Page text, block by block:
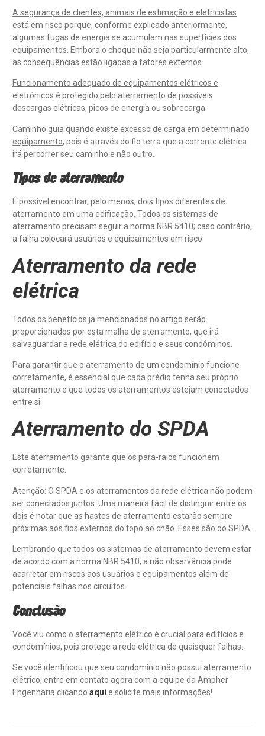
A segurança de clientes, animais de estimação e eletricistas
está em risco porque, conforme explicado anteriormente,
algumas fugas de energia se acumulam nas superfícies dos
equipamentos. Embora o choque não seja particularmente alto,
as consequências estão ligadas a fatores externos.
Funcionamento adequado de equipamentos elétricos e
eletrônicos é protegido pelo aterramento de possíveis
descargas elétricas, picos de energia ou sobrecarga.
Caminho guia quando existe excesso de carga em determinado
equipamento, pois é através do fio terra que a corrente elétrica
irá percorrer seu caminho e não outro.
Tipos de aterramento
É possível encontrar, pelo menos, dois tipos diferentes de
aterramento em uma edificação. Todos os sistemas de
aterramento precisam seguir a norma NBR 5410; caso contrário,
a falha colocará usuários e equipamentos em risco.
Aterramento da rede
elétrica
Todos os benefícios já mencionados no artigo serão
proporcionados por esta malha de aterramento, que irá
salvaguardar a rede elétrica do edifício e seus condôminos.
Para garantir que o aterramento de um condomínio funcione
corretamente, é essencial que cada prédio tenha seu próprio
aterramento e que todos os aterramentos estejam conectados
entre si.
Aterramento do SPDA
Este aterramento garante que os para-raios funcionem
corretamente.
Atenção: O SPDA e os aterramentos da rede elétrica não podem
ser conectados juntos. Uma maneira fácil de distinguir entre os
dois é notar que as hastes de aterramento estarão sempre
próximas aos fios externos do topo ao chão. Esses são do SPDA.
Lembrando que todos os sistemas de aterramento devem estar
de acordo com a norma NBR 5410, a não observância pode
acarretar em riscos aos usuários e equipamentos além de
potenciais falhas nos circuitos.
Conclusão
Você viu como o aterramento elétrico é crucial para edifícios e
condomínios, pois protege a rede elétrica de quaisquer falhas.
Se você identificou que seu condomínio não possui aterramento
elétrico, entre em contato agora com a equipe da Ampher
Engenharia clicando aqui e solicite mais informações!